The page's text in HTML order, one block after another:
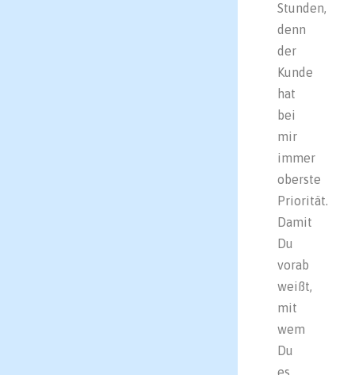
Stunden,
denn
der
Kunde
hat
bei
mir
immer
oberste
Priorität.
Damit
Du
vorab
weißt,
mit
wem
Du
es